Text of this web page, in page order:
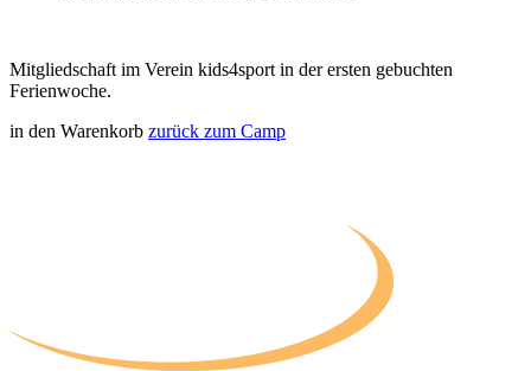
Mitgliedschaft im Verein kids4sport in der ersten gebuchten
Ferienwoche.
in den Warenkorb zurück zum Camp